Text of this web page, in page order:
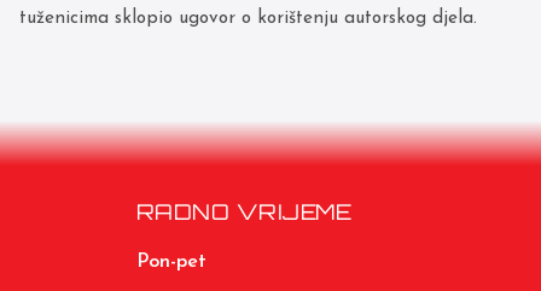
tuženicima sklopio ugovor o korištenju autorskog djela.
RADNO VRIJEME
Pon-pet